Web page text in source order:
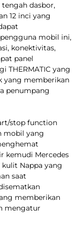
dasbor,
12 inci yang
mobil ini,
konektivitas,
panel
THERMATIC yang
yang memberikan
penumpang
stop function
mobil yang
kemudi Mercedes
kulit Nappa yang
saat
memberikan
mengatur